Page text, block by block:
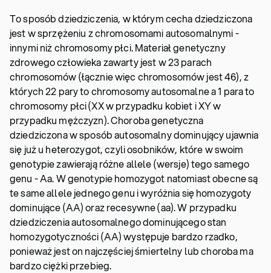
To sposób dziedziczenia, w którym cecha dziedziczona
jest w sprzężeniu z chromosomami autosomalnymi -
innymi niż chromosomy płci. Materiał genetyczny
zdrowego człowieka zawarty jest w 23 parach
chromosomów (łącznie więc chromosomów jest 46), z
których 22 pary to chromosomy autosomalne a 1 para to
chromosomy płci (XX w przypadku kobiet i XY w
przypadku mężczyzn). Choroba genetyczna
dziedziczona w sposób autosomalny dominujący ujawnia
się już u heterozygot, czyli osobników, które w swoim
genotypie zawierają różne allele (wersje) tego samego
genu - Aa. W genotypie homozygot natomiast obecne są
te same allele jednego genu i wyróżnia się homozygoty
dominujące (AA) oraz recesywne (aa). W przypadku
dziedziczenia autosomalnego dominującego stan
homozygotyczności (AA) występuje bardzo rzadko,
ponieważ jest on najczęściej śmiertelny lub choroba ma
bardzo ciężki przebieg.